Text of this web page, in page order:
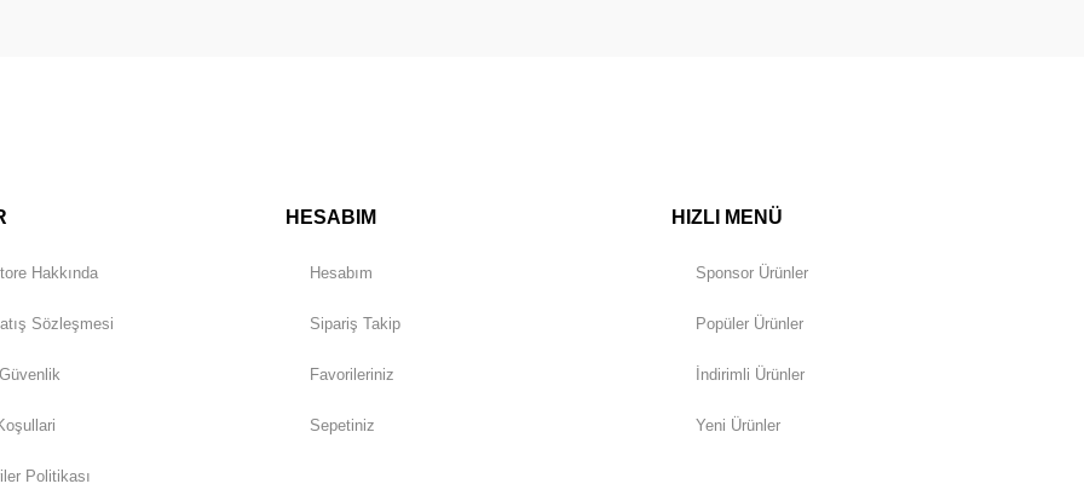
Hakkında
Sözleşmesi
Politikası
HESABIM
Hesabım
Sipariş Takip
Favorileriniz
Sepetiniz
HIZLI MENÜ
Sponsor Ürünler
Popüler Ürünler
İndirimli Ürünler
Yeni Ürünler